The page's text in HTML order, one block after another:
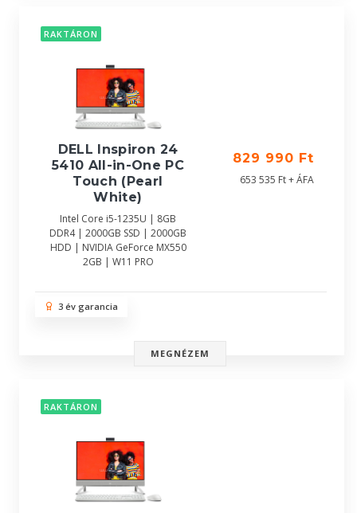
RAKTÁRON
DELL Inspiron 24
5410 All-in-One PC
Touch (Pearl
White)
Intel Core i5-1235U | 8GB
DDR4 | 2000GB SSD | 2000GB
HDD | NVIDIA GeForce MX550
2GB | W11 PRO
829 990 Ft
653 535 Ft + ÁFA
3 év garancia
MEGNÉZEM
RAKTÁRON